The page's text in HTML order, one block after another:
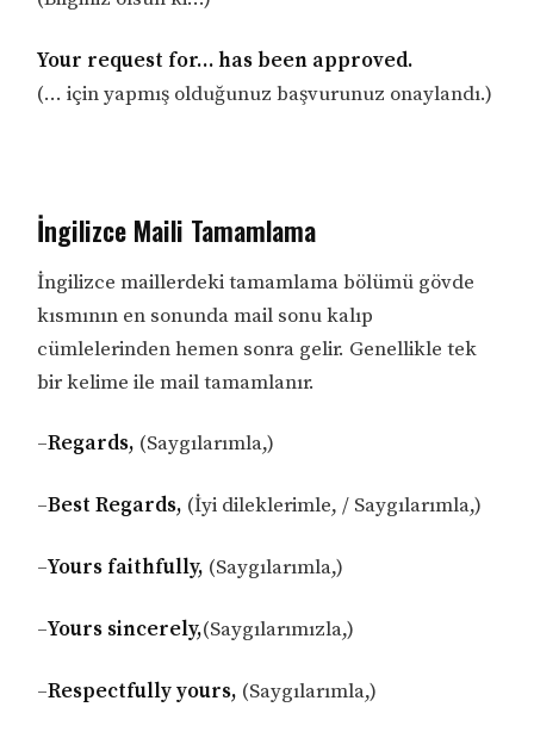
Your request for… has been approved.
(… için yapmış olduğunuz başvurunuz onaylandı.)
İngilizce Maili Tamamlama
İngilizce maillerdeki tamamlama bölümü gövde
kısmının en sonunda mail sonu kalıp
cümlelerinden hemen sonra gelir. Genellikle tek
bir kelime ile mail tamamlanır.
–Regards, (Saygılarımla,)
–Best Regards, (İyi dileklerimle, / Saygılarımla,)
–Yours faithfully, (Saygılarımla,)
–Yours sincerely,(Saygılarımızla,)
–Respectfully yours, (Saygılarımla,)